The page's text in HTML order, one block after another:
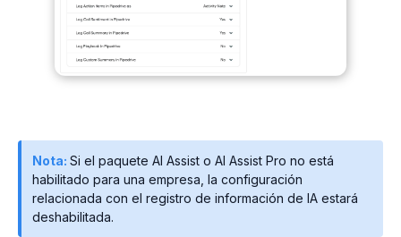
Nota: Si el paquete AI Assist o AI Assist Pro no está
habilitado para una empresa, la configuración
relacionada con el registro de información de IA estará
deshabilitada.